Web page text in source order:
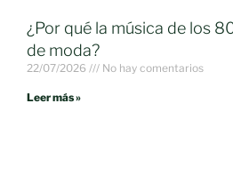
¿Por qué la música de los
de moda?
22/07/2026 No hay comentarios
Leer más »